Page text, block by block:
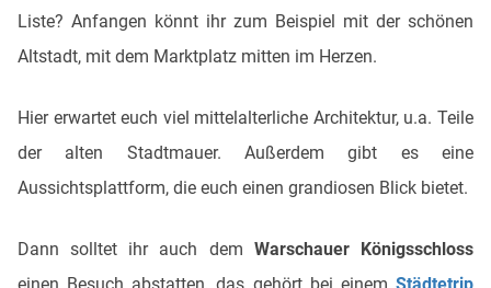
Liste? Anfangen könnt ihr zum Beispiel mit der schönen
Altstadt, mit dem Marktplatz mitten im Herzen.
Hier erwartet euch viel mittelalterliche Architektur, u.a. Teile
der alten Stadtmauer. Außerdem gibt es eine
Aussichtsplattform, die euch einen grandiosen Blick bietet.
Dann solltet ihr auch dem Warschauer Königsschloss